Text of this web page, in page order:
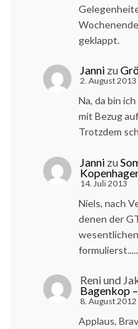
geklappt.
Janni zu
2. August 2013
Na, da bin
mit Bezug
Trotzdem
Janni zu
14. Juli 2013
Niels, nach
denen der
Reni und
Bagenkop
8. August 2012
Applaus,